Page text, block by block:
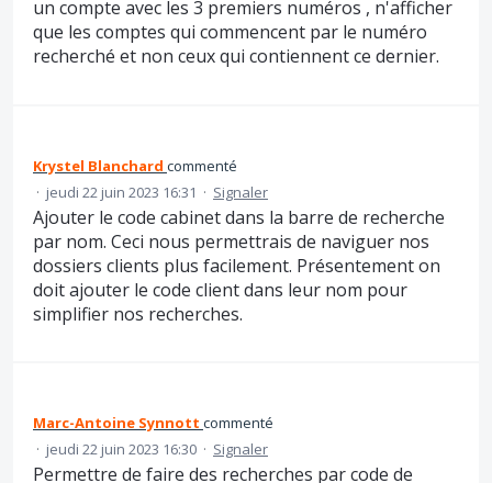
un compte avec les 3 premiers numéros , n'afficher
que les comptes qui commencent par le numéro
recherché et non ceux qui contiennent ce dernier.
Krystel Blanchard commenté
· jeudi 22 juin 2023 16:31 · Signaler
Ajouter le code cabinet dans la barre de recherche
par nom. Ceci nous permettrais de naviguer nos
dossiers clients plus facilement. Présentement on
doit ajouter le code client dans leur nom pour
simplifier nos recherches.
Marc-Antoine Synnott commenté
· jeudi 22 juin 2023 16:30 · Signaler
Permettre de faire des recherches par code de